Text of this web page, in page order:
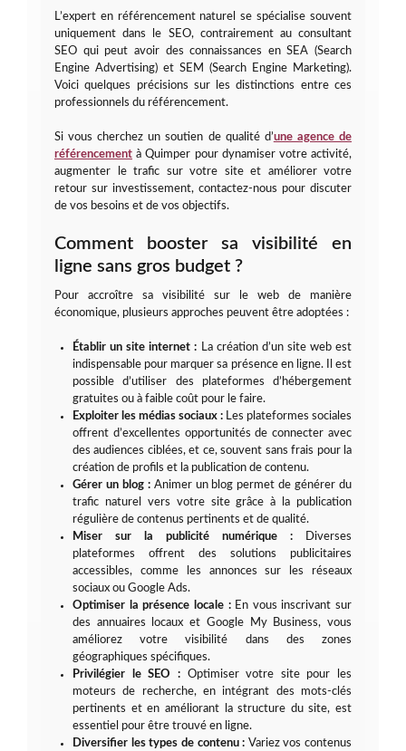
L’expert en référencement naturel se spécialise souvent
uniquement dans le SEO, contrairement au consultant
SEO qui peut avoir des connaissances en SEA (Search
Engine Advertising) et SEM (Search Engine Marketing).
Voici quelques précisions sur les distinctions entre ces
professionnels du référencement.
Si vous cherchez un soutien de qualité d’une agence de
référencement à Quimper pour dynamiser votre activité,
augmenter le trafic sur votre site et améliorer votre
retour sur investissement, contactez-nous pour discuter
de vos besoins et de vos objectifs.
Comment booster sa visibilité en
ligne sans gros budget ?
Pour accroître sa visibilité sur le web de manière
économique, plusieurs approches peuvent être adoptées :
Établir un site internet : La création d’un site web est
indispensable pour marquer sa présence en ligne. Il est
possible d’utiliser des plateformes d’hébergement
gratuites ou à faible coût pour le faire.
Exploiter les médias sociaux : Les plateformes sociales
offrent d’excellentes opportunités de connecter avec
des audiences ciblées, et ce, souvent sans frais pour la
création de profils et la publication de contenu.
Gérer un blog :Animer un blog permet de générer du
trafic naturel vers votre site grâce à la publication
régulière de contenus pertinents et de qualité.
Miser sur la publicité numérique : Diverses
plateformes offrent des solutions publicitaires
accessibles, comme les annonces sur les réseaux
sociaux ou Google Ads.
Optimiser la présence locale :En vous inscrivant sur
des annuaires locaux et Google My Business, vous
améliorez votre visibilité dans des zones
géographiques spécifiques.
Privilégier le SEO :Optimiser votre site pour les
moteurs de recherche, en intégrant des mots-clés
pertinents et en améliorant la structure du site, est
essentiel pour être trouvé en ligne.
Diversifier les types de contenu : Variez vos contenus